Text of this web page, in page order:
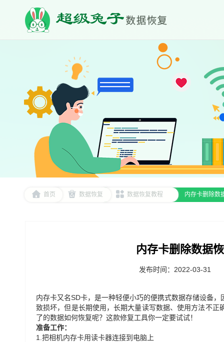
首页 数据恢复 数据恢复教程 内存卡删除数
内存卡删除数据
发布时间：2022-03-31
内存卡又名SD卡，是一种轻便小巧的便携式数据存储设备
致损坏，但是长期使用，长期大量读写数据、使用方法不
了的数据如何恢复呢？这款修复工具你一定要试试！
准备工作：
1. 把相机内存卡用读卡器连接到电脑上